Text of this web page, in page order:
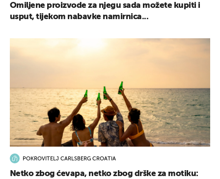
Omiljene proizvode za njegu sada možete kupiti i
usput, tijekom nabavke namirnica...
POKROVITELJ CARLSBERG CROATIA
Netko zbog ćevapa, netko zbog drške za motiku: